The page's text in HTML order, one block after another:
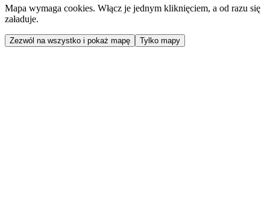
Mapa wymaga cookies. Włącz je jednym kliknięciem, a od razu się
załaduje.
Zezwól na wszystko i pokaż mapę Tylko mapy